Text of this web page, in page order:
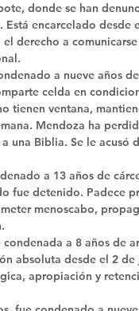
donde se han
Está encarcelado
derecho a
a nueve años
celda en
tienen ventana,
Mendoza ha
una Biblia. Se le
a 13 años de
fue detenido. Padece
menoscabo,
a 8 años de
absoluta desde el 2
apropiación y